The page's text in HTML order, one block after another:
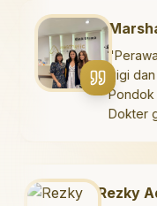
"
gigi
Rezky